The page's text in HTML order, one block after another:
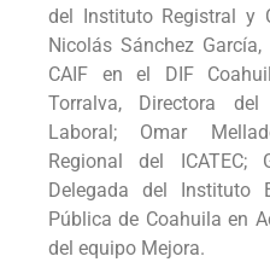
del Instituto Registral y
Nicolás Sánchez
CAIF en el DIF
Torralva, Directora
Laboral; Omar
Regional del ICATEC;
Delegada del Instituto
Pública de Coahuila en
del equipo Mejora.